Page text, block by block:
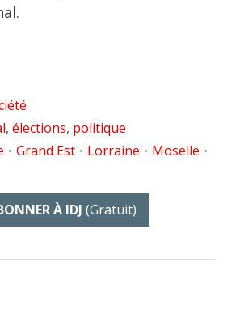
, élections, politique
• Grand Est • Lorraine • Moselle •
À IDJ (gratuit)